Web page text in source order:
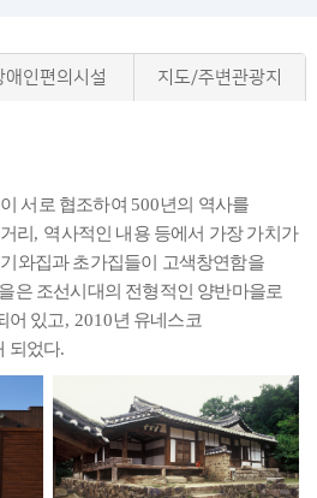
애인편의시설 지도/주변관광지
서로 협조하여 500년의 역사를
리, 역사적인 내용 등에서 가장 가치가
와집과 초가집들이 고색창연함을
은 조선시대의 전형적인 양반마을로
어 있고, 2010년 유네스코
되었다.